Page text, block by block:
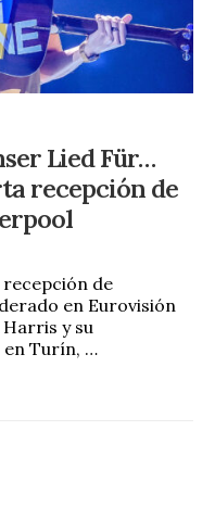
Lied Für…
recepción de
recepción de
en Eurovisión
Harris y su
en Turín, …